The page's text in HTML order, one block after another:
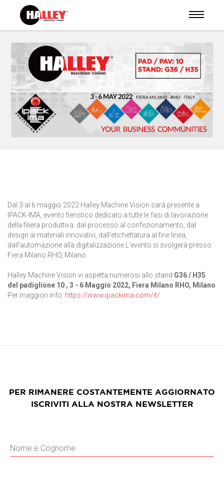
Dal 3 al 6 maggio 2022 Halley Machine Vision sarà presente a
IPACK-IMA, evento fieristico dedicato a tutte le fasi di lavorazione
della filiera produttiva: dal processo al confezionamento, dal
design ai materiali innovativi, dall’etichettatura al fine linea,
dall’automazione alla digitalizzazione.L'evento si svolgerà presso
Fiera Milano RHO, Milano.
Halley Machine Vision vi aspetta numerosi allo stand G36 / H35
del padiglione 10 , 3 - 6 Maggio 2022, Fiera Milano RHO, Milano
Per maggiori info: https://www.ipackima.com/it/
PER RIMANERE COSTANTEMENTE AGGIORNATO
ISCRIVITI ALLA NOSTRA NEWSLETTER